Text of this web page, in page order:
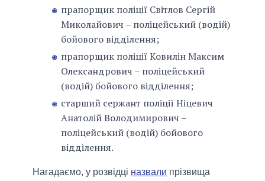
прапорщик поліції Світлов Сергій
Миколайович – поліцейський (водій)
бойового відділення;
прапорщик поліції Ковилін Максим
Олександрович – поліцейський
(водій) бойового відділення;
старший сержант поліції Ніцевич
Анатолій Володимирович –
поліцейський (водій) бойового
відділення.
Нагадаємо, у розвідці назвали прізвища